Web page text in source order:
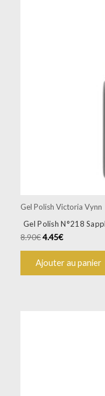
Gel Polish Victoria Vynn
Gel Polish N°218
8.90€4.45€
Ajouter au panier